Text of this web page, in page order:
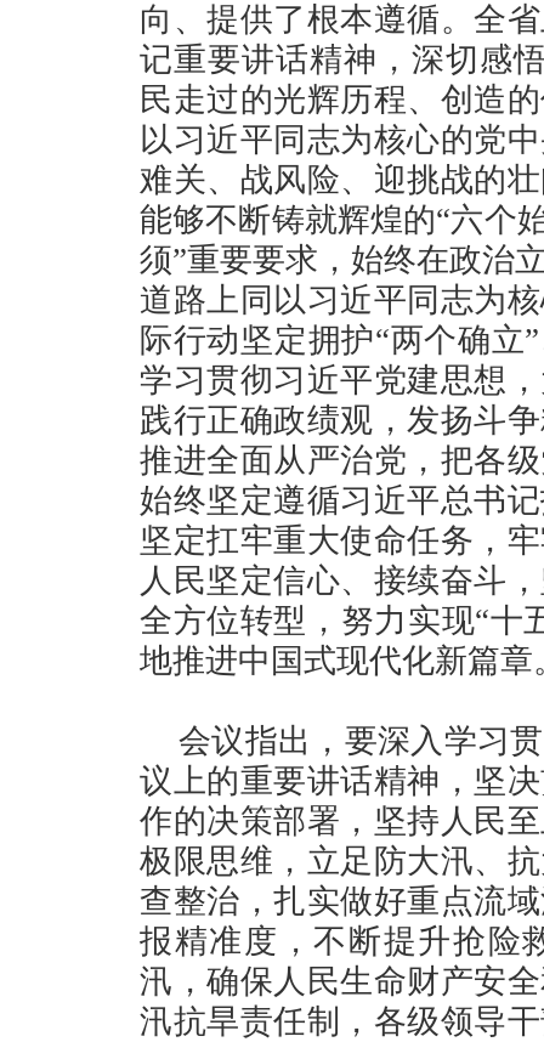
向、提供了根本遵循。全
记重要讲话精神，深切感
民走过的光辉历程、创造
以习近平同志为核心的党
难关、战风险、迎挑战的
能够不断铸就辉煌的“六个
须”重要要求，始终在政治
道路上同以习近平同志为
际行动坚定拥护“两个确立
学习贯彻习近平党建思想
践行正确政绩观，发扬斗
推进全面从严治党，把各
始终坚定遵循习近平总书
坚定扛牢重大使命任务，
人民坚定信心、接续奋斗
全方位转型，努力实现“十
地推进中国式现代化新篇章
会议指出，要深入学习
议上的重要讲话精神，坚
作的决策部署，坚持人民
极限思维，立足防大汛、
查整治，扎实做好重点流
报精准度，不断提升抢险
汛，确保人民生命财产安
汛抗旱责任制，各级领导